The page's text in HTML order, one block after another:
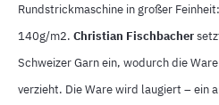
Rundstrickmaschine in großer
140g/m2. Christian Fischbacher
Schweizer Garn ein, wodurch die
verzieht. Die Ware wird laugiert – ein